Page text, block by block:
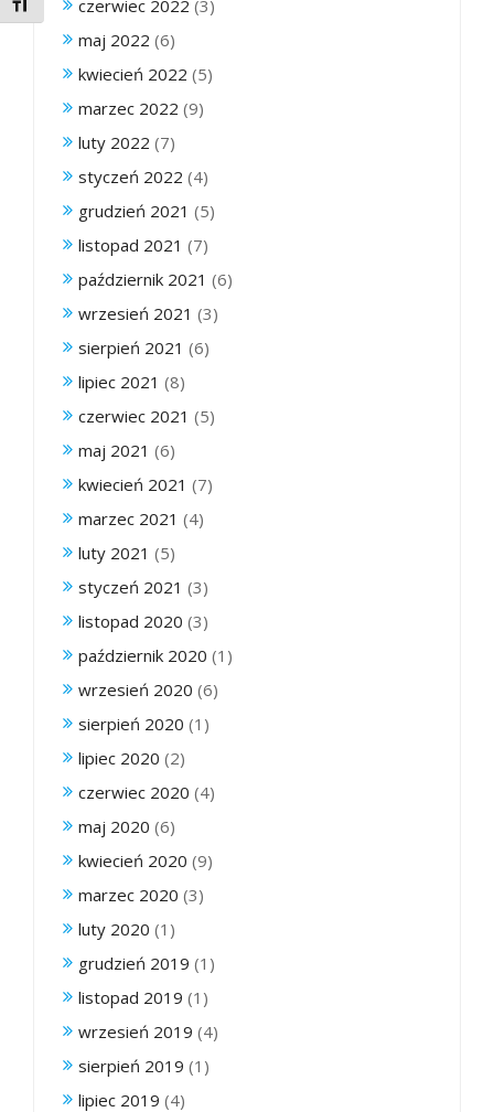
Toggle Font size
czerwiec 2022 (3)
maj 2022 (6)
kwiecień 2022 (5)
marzec 2022 (9)
luty 2022 (7)
styczeń 2022 (4)
grudzień 2021 (5)
listopad 2021 (7)
październik 2021 (6)
wrzesień 2021 (3)
sierpień 2021 (6)
lipiec 2021 (8)
czerwiec 2021 (5)
maj 2021 (6)
kwiecień 2021 (7)
marzec 2021 (4)
luty 2021 (5)
styczeń 2021 (3)
listopad 2020 (3)
październik 2020 (1)
wrzesień 2020 (6)
sierpień 2020 (1)
lipiec 2020 (2)
czerwiec 2020 (4)
maj 2020 (6)
kwiecień 2020 (9)
marzec 2020 (3)
luty 2020 (1)
grudzień 2019 (1)
listopad 2019 (1)
wrzesień 2019 (4)
sierpień 2019 (1)
lipiec 2019 (4)